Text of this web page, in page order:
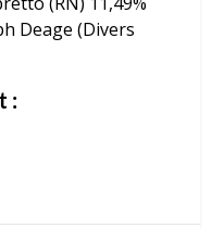
Deage (Divers
: